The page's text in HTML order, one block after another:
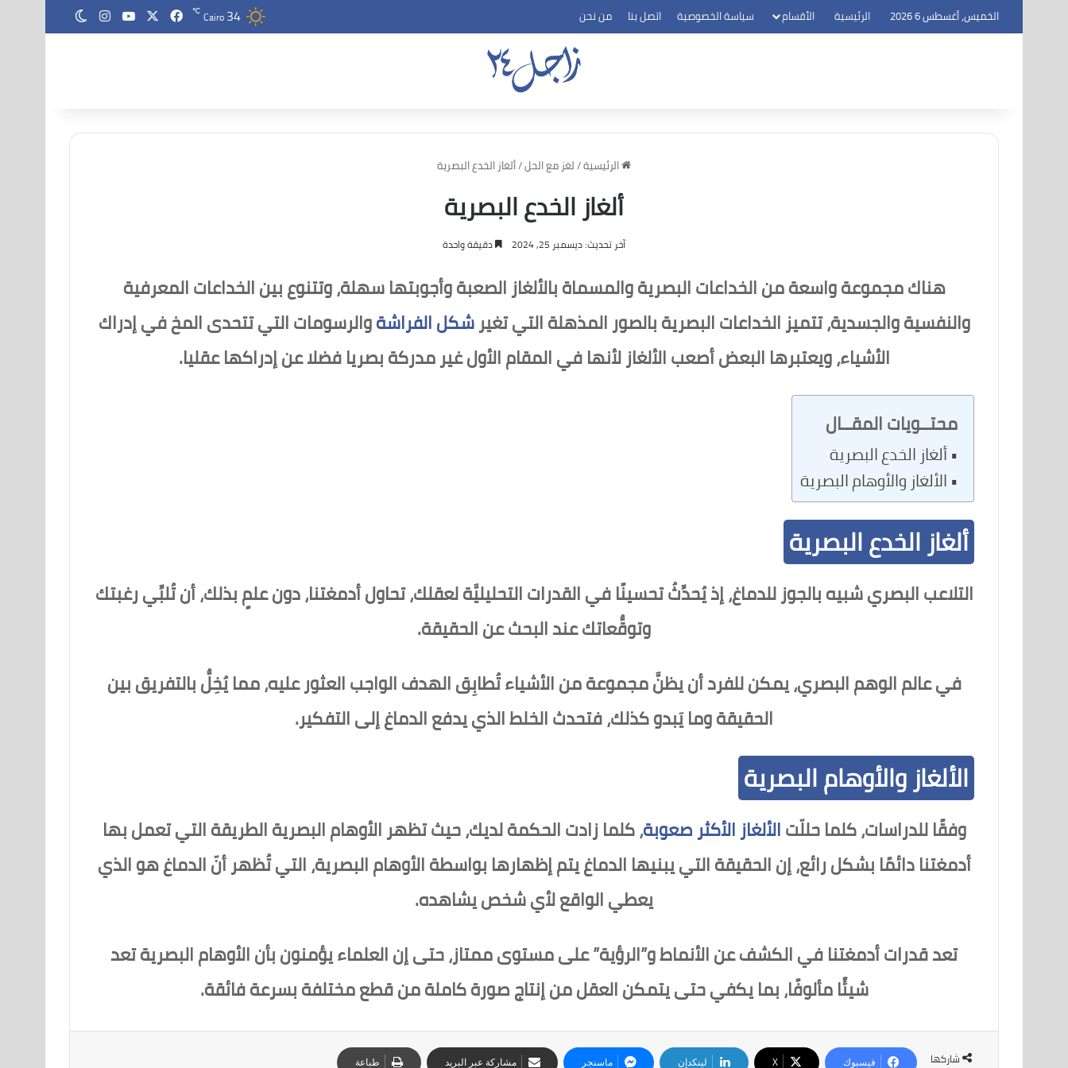
الخميس, أغسطس 6 2026 الرئيسية الأقسام سياسة الخصوصية اتصل بنا من نحن Cairo34
℃ فيسبوك ‫YouTubeانستقرام
الرئيسية/لغز مع الحل/ألغاز الخدع البصرية
ألغاز الخدع البصرية
آخر تحديث: ديسمبر 25, 2024 دقيقة واحدة
هناك مجموعة واسعة من الخداعات البصرية والمسماة بالألغاز الصعبة وأجوبتها سهلة، وتتنوع بين الخداعات المعرفية
والنفسية والجسدية، تتميز الخداعات البصرية بالصور المذهلة التي تغيرشكل الفراشةوالرسومات التي تتحدى المخ في إدراك
الأشياء، ويعتبرها البعض أصعب الألغاز لأنها في المقام الأول غير مدركة بصريا فضلا عن إدراكها عقليا.
محتــويات المقــال
ألغاز الخدع البصرية
الألغاز والأوهام البصرية
ألغاز الخدع البصرية
التلاعب البصري شبيه بالجوز للدماغ، إذ يُحدِّثُ تحسينًا في القدرات التحليليَّة لعقلك، تحاول أدمغتنا، دون علمٍ بذلك، أن تُلبِّي رغبتك
وتوقُّعاتك عند البحث عن الحقيقة.
في عالم الوهم البصري، يمكن للفرد أن يظنَّ مجموعة من الأشياء تُطابِق الهدف الواجب العثور عليه، مما يُخِلُّ بالتفريق بين
الحقيقة وما يَبدو كذلك، فتحدث الخلط الذي يدفع الدماغ إلى التفكير.
الألغاز والأوهام البصرية
وفقًا للدراسات، كلما حللّتالألغاز الأكثر صعوبة، كلما زادت الحكمة لديك، حيث تظهر الأوهام البصرية الطريقة التي تعمل بها
أدمغتنا دائمًا بشكل رائع، إن الحقيقة التي يبنيها الدماغ يتم إظهارها بواسطة الأوهام البصرية، التي تُظهر أنّ الدماغ هو الذي
يعطي الواقع لأي شخص يشاهده.
تعد قدرات أدمغتنا في الكشف عن الأنماط و”الرؤية” على مستوى ممتاز، حتى إن العلماء يؤمنون بأن الأوهام البصرية تعد
شيئًا مألوفًا، بما يكفي حتى يتمكن العقل من إنتاج صورة كاملة من قطع مختلفة بسرعة فائقة.
شاركها فيسبوك ‫X لينكدإن ماسنجر مشاركة عبر البريد طباعة